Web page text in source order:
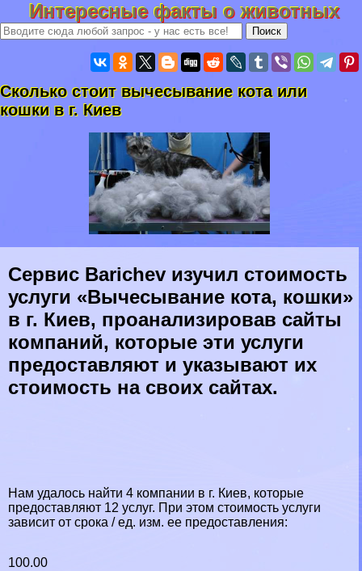
Интересные факты о животных
Сколько стоит вычесывание кота или
кошки в г. Киев
Сервис Barichev изучил стоимость
услуги «Вычесывание кота, кошки»
в г. Киев, проанализировав сайты
компаний, которые эти услуги
предоставляют и указывают их
стоимость на своих сайтах.
Нам удалось найти 4 компании в г. Киев, которые
предоставляют 12 услуг. При этом стоимость услуги
зависит от срока / ед. изм. ее предоставления:
100.00